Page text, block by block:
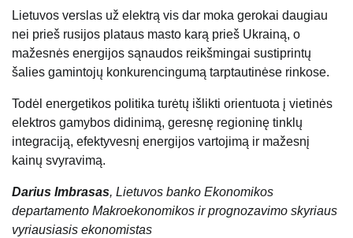
Lietuvos verslas už elektrą vis dar moka gerokai daugiau
nei prieš rusijos plataus masto karą prieš Ukrainą, o
mažesnės energijos sąnaudos reikšmingai sustiprintų
šalies gamintojų konkurencingumą tarptautinėse rinkose.
Todėl energetikos politika turėtų išlikti orientuota į vietinės
elektros gamybos didinimą, geresnę regioninę tinklų
integraciją, efektyvesnį energijos vartojimą ir mažesnį
kainų svyravimą.
Darius Imbrasas, Lietuvos banko Ekonomikos
departamento Makroekonomikos ir prognozavimo skyriaus
vyriausiasis ekonomistas